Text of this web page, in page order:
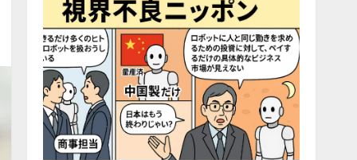
4 2026/08/06/11:53:44
5
ZETAアライアンス、AIとIoT
の共創を推進する
「Agentic IoT Lab」を設立
2026/08/06/11:53:44